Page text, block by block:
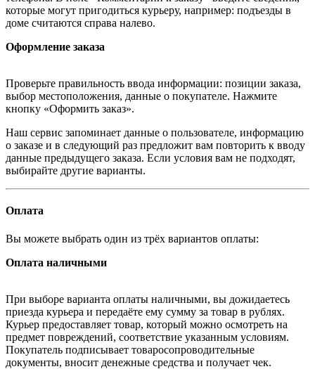
которые могут пригодиться курьеру, например: подъезды в
доме считаются справа налево.
Оформление заказа
Проверьте правильность ввода информации: позиции заказа,
выбор местоположения, данные о покупателе. Нажмите
кнопку «Оформить заказ».
Наш сервис запоминает данные о пользователе, информацию
о заказе и в следующий раз предложит вам повторить к вводу
данные предыдущего заказа. Если условия вам не подходят,
выбирайте другие варианты.
Оплата
Вы можете выбрать один из трёх вариантов оплаты:
Оплата наличными
При выборе варианта оплаты наличными, вы дожидаетесь
приезда курьера и передаёте ему сумму за товар в рублях.
Курьер предоставляет товар, который можно осмотреть на
предмет повреждений, соответствие указанным условиям.
Покупатель подписывает товаросопроводительные
документы, вносит денежные средства и получает чек.